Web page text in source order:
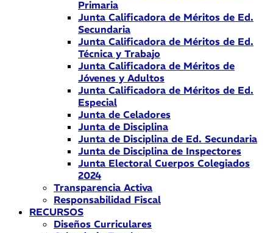
Primaria
Junta Calificadora de Méritos de Ed.
Secundaria
Junta Calificadora de Méritos de Ed.
Técnica y Trabajo
Junta Calificadora de Méritos de
Jóvenes y Adultos
Junta Calificadora de Méritos de Ed.
Especial
Junta de Celadores
Junta de Disciplina
Junta de Disciplina de Ed. Secundaria
Junta de Disciplina de Inspectores
Junta Electoral Cuerpos Colegiados
2024
Transparencia Activa
Responsabilidad Fiscal
RECURSOS
Diseños Curriculares